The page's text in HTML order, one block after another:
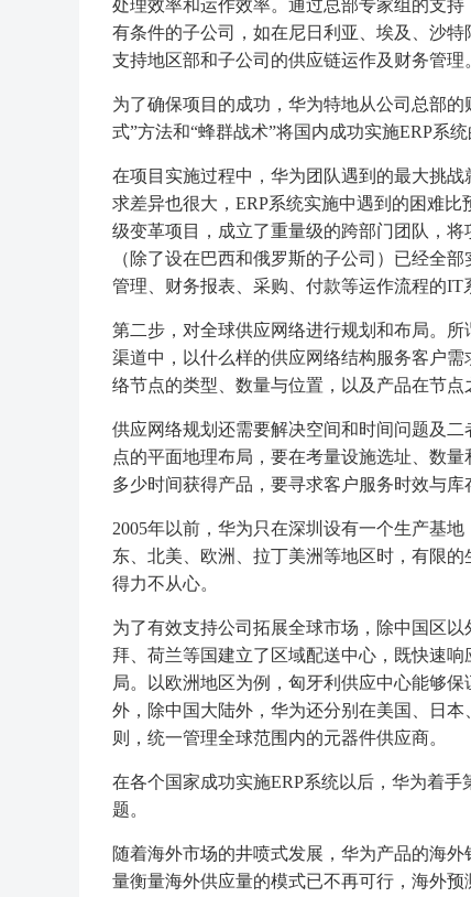
处理效率和运作效率。通过总部专家组的支
有条件的子公司，如在尼日利亚、埃及、沙
支持地区部和子公司的供应链运作及财务管理
为了确保项目的成功，华为特地从公司总部
式”方法和“蜂群战术”将国内成功实施ERP系统
在项目实施过程中，华为团队遇到的最大挑
求差异也很大，ERP系统实施中遇到的困难
级变革项目，成立了重量级的跨部门团队，将
（除了设在巴西和俄罗斯的子公司）已经全
管理、财务报表、采购、付款等运作流程的IT
第二步，对全球供应网络进行规划和布局。
渠道中，以什么样的供应网络结构服务客户
络节点的类型、数量与位置，以及产品在节点
供应网络规划还需要解决空间和时间问题及
点的平面地理布局，要在考量设施选址、数
多少时间获得产品，要寻求客户服务时效与库
2005年以前，华为只在深圳设有一个生产基
东、北美、欧洲、拉丁美洲等地区时，有限
得力不从心。
为了有效支持公司拓展全球市场，除中国区
拜、荷兰等国建立了区域配送中心，既快速
局。以欧洲地区为例，匈牙利供应中心能够
外，除中国大陆外，华为还分别在美国、日
则，统一管理全球范围内的元器件供应商。
在各个国家成功实施ERP系统以后，华为着
题。
随着海外市场的井喷式发展，华为产品的海
量衡量海外供应量的模式已不再可行，海外